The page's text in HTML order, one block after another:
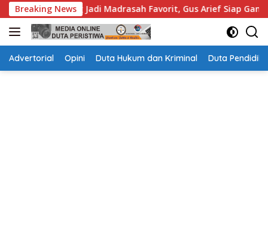
Langsung
ke
konten
Breaking NewsFavorit, Gus Arief Siap Gandeng Perguruan Tinggi
Advertorial Opini Duta Hukum dan Kriminal Duta